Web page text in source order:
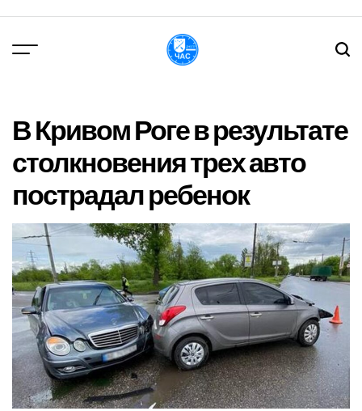
вмісту
В Кривом Роге в результате
столкновения трех авто
пострадал ребенок